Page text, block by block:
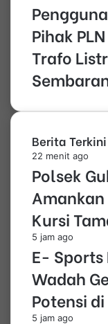
Pihak
Trafo
Berita Terkini
22 menit ago
Polsek
Kursi
5 jam ago
E- Sports
Wadah
Potensi
5 jam ago